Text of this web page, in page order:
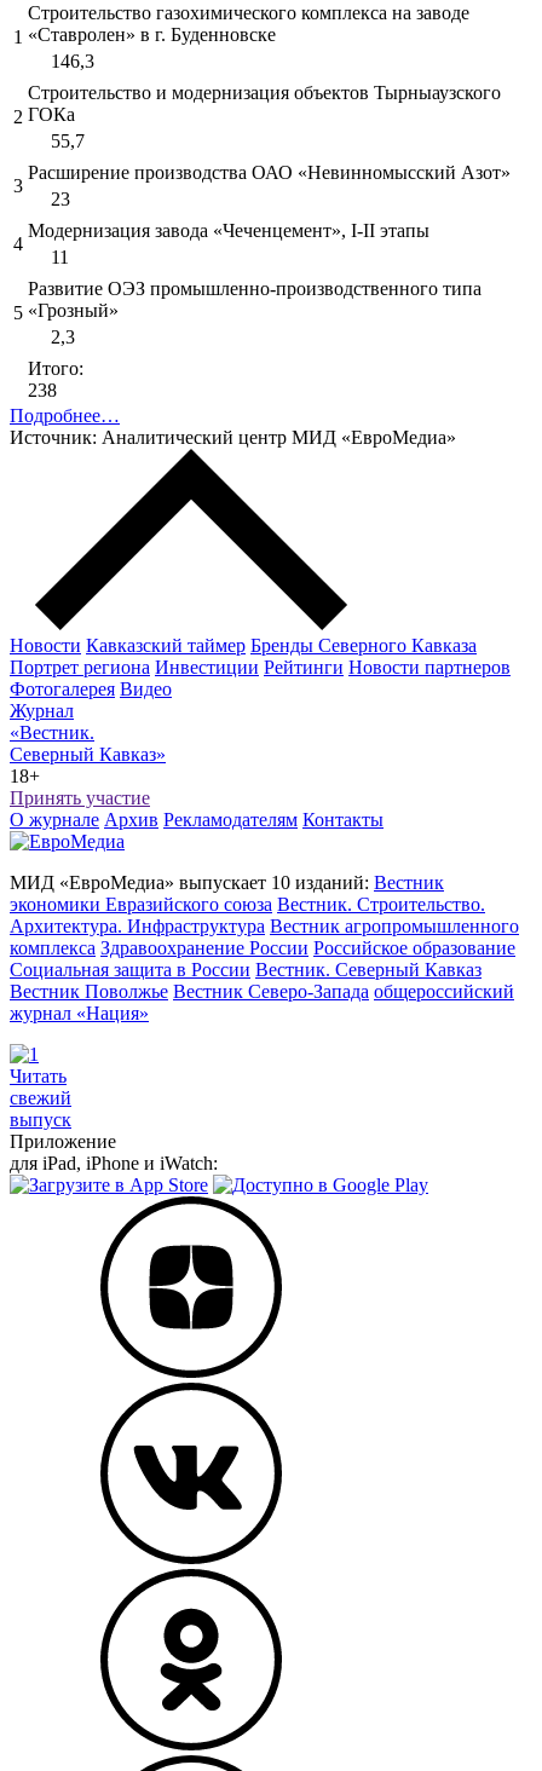
1
Строительство газохимического комплекса на заводе
«Ставролен» в г. Буденновске
146,3
2
Строительство и модернизация объектов Тырныаузского
ГОКа
55,7
3
Расширение производства ОАО «Невинномысский Азот»
23
4
Модернизация завода «Чеченцемент», I-II этапы
11
5
Развитие ОЭЗ промышленно-производственного типа
«Грозный»
2,3
Итого:
238
Подробнее…
Источник: Аналитический центр МИД «ЕвроМедиа»
Новости Кавказский таймер Бренды Северного Кавказа
Портрет региона Инвестиции Рейтинги Новости партнеров
Фотогалерея Видео
Журнал
«Вестник.
Северный Кавказ»
18+
Принять участие
О журнале Архив Рекламодателям Контакты
МИД «ЕвроМедиа» выпускает 10 изданий: Вестник
экономики Евразийского союза Вестник. Строительство.
Архитектура. Инфраструктура Вестник агропромышленного
комплекса Здравоохранение России Российское образование
Социальная защита в России Вестник. Северный Кавказ
Вестник Поволжье Вестник Северо-Запада общероссийский
журнал «Нация»
Читать
свежий
выпуск
Приложение
для iPad, iPhone и iWatch: